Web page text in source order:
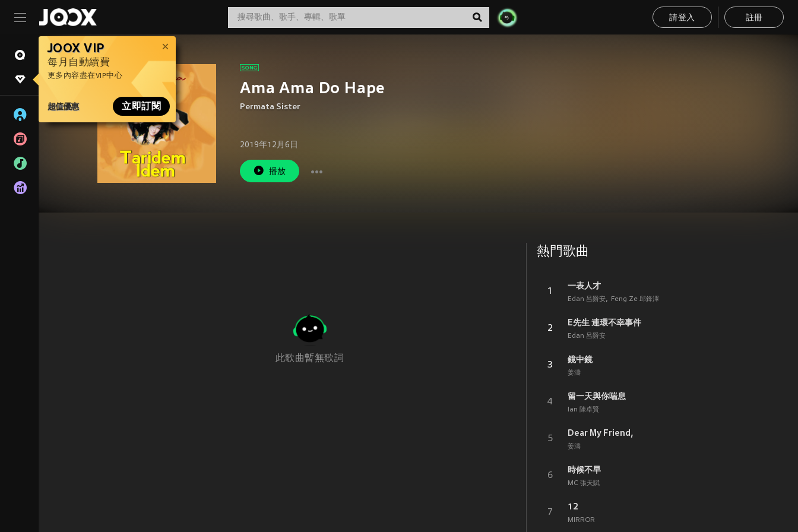
請登入 註冊
JOOX VIP
每月自動續費
更多內容盡在VIP中心
超值優惠 立即訂閱
Ama Ama Do Hape
Permata Sister
2019年12月6日
播放
此歌曲暫無歌詞
熱門歌曲
1
一表人才
Edan 呂爵安 Feng Ze 邱鋒澤
2
E先生 連環不幸事件
Edan 呂爵安
3
鏡中鏡
姜濤
4
留一天與你喘息
Ian 陳卓賢
5
Dear My Friend,
姜濤
6
時候不早
MC 張天賦
7
12
MIRROR